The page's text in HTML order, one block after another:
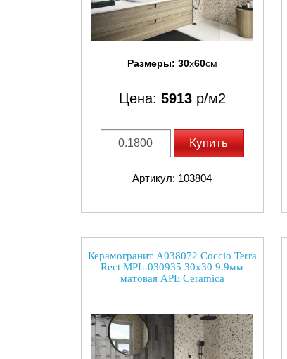
Размеры: 30x60см
Цена: 5913р/м2
Купить
Артикул: 103804
Керамогранит A038072 Coccio Terra
Rect MPL-030935 30x30 9.9мм
матовая APE Ceramica